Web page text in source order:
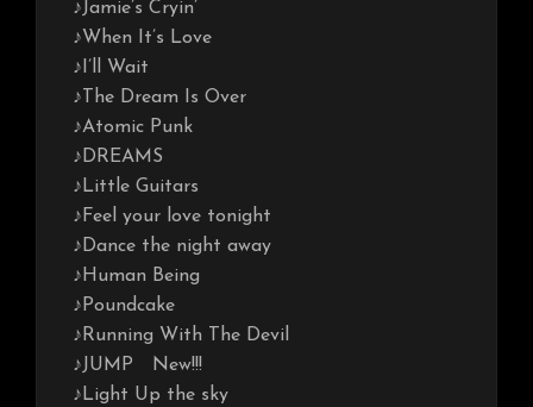
♪Jamie’s Cryin’
♪When It’s Love
♪I’ll Wait
♪The Dream Is Over
♪Atomic Punk
♪DREAMS
♪Little Guitars
♪Feel your love tonight
♪Dance the night away
♪Human Being
♪Poundcake
♪Running With The Devil
♪JUMP New!!!
♪Light Up the sky